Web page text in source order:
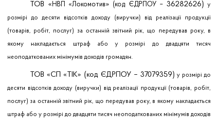
ТОВ «НВП «Локомотив» (код ЄДРПОУ – 36282626) у
розмірі до десяти відсотків доходу (виручки) від реалізації продукції
(товарів, робіт, послуг) за останній звітний рік, що передував року, в
якому накладається штраф або у розмірі до двадцяти тисяч
неоподаткованих мінімумів доходів громадян.
ТОВ «СП «ТІК» (код ЄДРПОУ – 37079359) у розмірі до
десяти відсотків доходу (виручки) від реалізації продукції (товарів, робіт,
послуг) за останній звітний рік, що передував року, в якому накладається
штраф або у розмірі до двадцяти тисяч неоподаткованих мінімумів доходів